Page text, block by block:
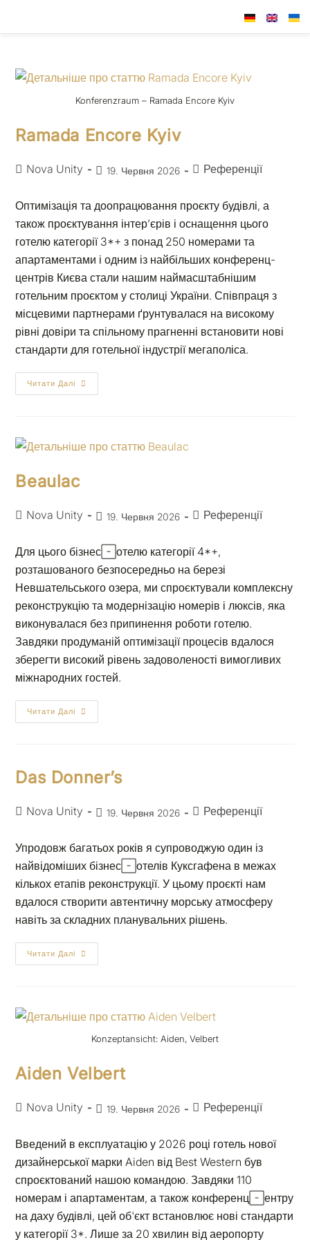
Konferenzraum – Ramada Encore Kyiv
Ramada Encore Kyiv
Nova Unity 19. Червня 2026 Референції
Оптимізація та доопрацювання проєкту будівлі, а
також проєктування інтер’єрів і оснащення цього
готелю категорії 3*+ з понад 250 номерами та
апартаментами і одним із найбільших конференц-
центрів Києва стали нашим наймасштабнішим
готельним проєктом у столиці України. Співпраця з
місцевими партнерами ґрунтувалася на високому
рівні довіри та спільному прагненні встановити нові
стандарти для готельної індустрії мегаполіса.
Читати Далі
Beaulac
Nova Unity 19. Червня 2026 Референції
Для цього бізнес-готелю категорії 4*+,
розташованого безпосередньо на березі
Невшательського озера, ми спроєктували комплексну
реконструкцію та модернізацію номерів і люксів, яка
виконувалася без припинення роботи готелю.
Завдяки продуманій оптимізації процесів вдалося
зберегти високий рівень задоволеності вимогливих
міжнародних гостей.
Читати Далі
Das Donner’s
Nova Unity 19. Червня 2026 Референції
Упродовж багатьох років я супроводжую один із
найвідоміших бізнес-готелів Куксгафена в межах
кількох етапів реконструкції. У цьому проєкті нам
вдалося створити автентичну морську атмосферу
навіть за складних планувальних рішень.
Читати Далі
Konzeptansicht: Aiden, Velbert
Aiden Velbert
Nova Unity 19. Червня 2026 Референції
Введений в експлуатацію у 2026 році готель нової
дизайнерської марки Aiden від Best Western був
спроєктований нашою командою. Завдяки 110
номерам і апартаментам, а також конференц-центру
на даху будівлі, цей об'єкт встановлює нові стандарти
у категорії 3*. Лише за 20 хвилин від аеропорту